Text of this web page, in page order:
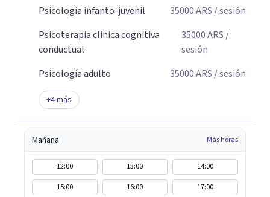
Psicología infanto-juvenil
35000ARS / sesión
Psicoterapia clínica cognitiva
conductual
35000ARS /
sesión
Psicología adulto
35000ARS / sesión
+4más
Mañana Más horas
12:00 13:00
14:00
15:00
16:00 17:00